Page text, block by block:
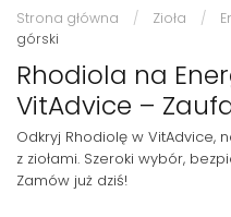
Strona główna / Zioła /
górski
Rhodiola na
VitAdvice –
Odkryj Rhodiolę w VitAdvice,
z ziołami. Szeroki wybór,
Zamów już dziś!